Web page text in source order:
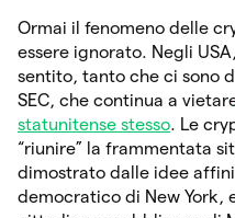
Ormai il fenomeno delle
essere ignorato. Negli
sentito, tanto che ci sono
SEC, che continua a
statunitense stesso. Le
“riunire” la frammentata
dimostrato dalle idee
democratico di New York,